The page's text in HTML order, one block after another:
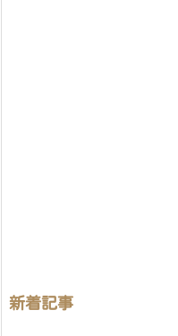
新着記事